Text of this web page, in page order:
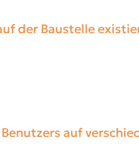
der Baustelle
auf